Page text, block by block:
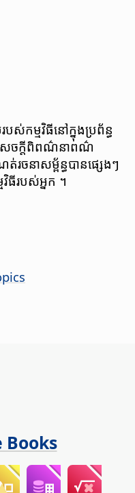
កម្មវិធី​នៅ​ក្នុង​ប្រព័ន្ធ​
េចក្ដី​ពិពណ៌នា​ពណ៌
ចនាសម្ព័ន្ធ​បាន​ផ្សេងៗ​
ធី​របស់​អ្នក ។